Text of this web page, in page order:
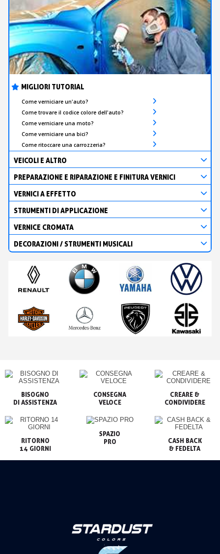
MIGLIORI TUTORIAL
Come verniciare un'auto?
Come trovare il codice colore dell'auto?
Come verniciare una moto?
Come verniciare una bici?
Come ritoccare una carrozzeria?
VEICOLI E ALTRO
PREPARAZIONE E RIPARAZIONE E FINITURA VERNICI
VERNICI A EFFETTO
STRUMENTI DI APPLICAZIONE
VERNICE CROMATA
DECORAZIONI / STRUMENTI MUSICALI
BISOGNO
CONSEGNA
VELOCE
CREARE &
CONDIVIDERE
RITORNO
14 GIORNI
SPAZIO
PRO
CASH BACK
& FEDELTA